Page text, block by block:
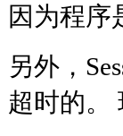
因为程序
另外，
超时的。